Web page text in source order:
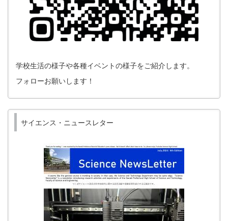
学校生活の様子や各種イベントの様子をご紹介します。
フォローお願いします！
サイエンス・ニュースレター